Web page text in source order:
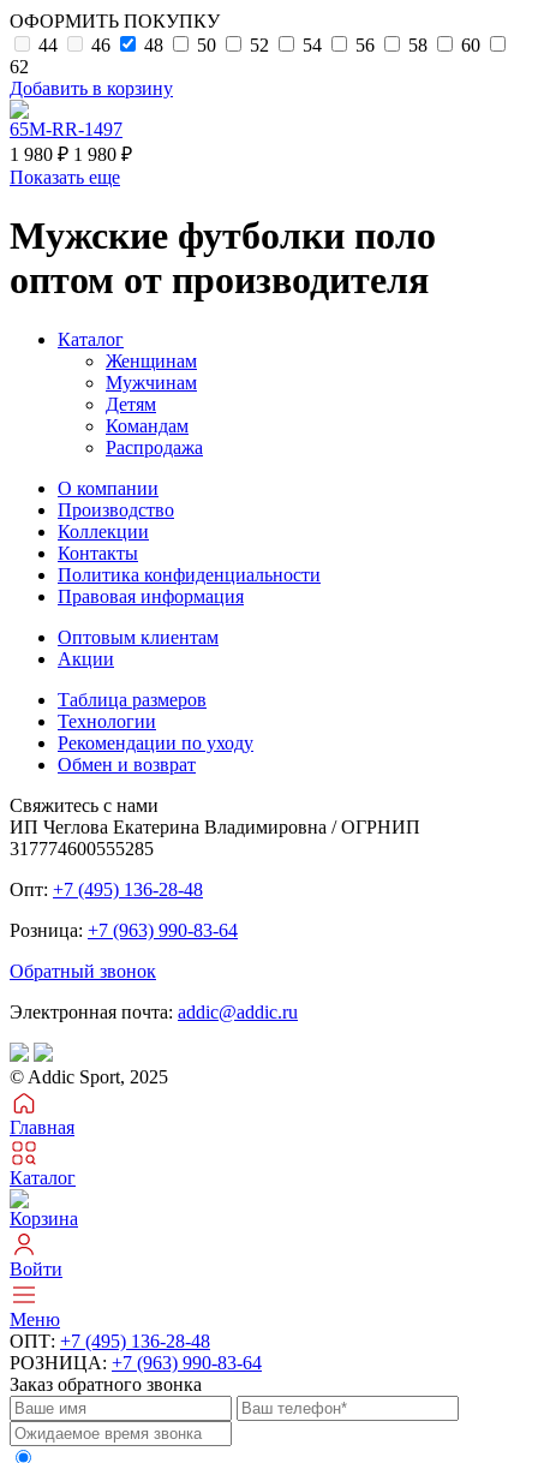
ОФОРМИТЬ ПОКУПКУ
44
46 48 50 52 54 56 58
60
62
Добавить в корзину
65M-RR-1497
1 980 ₽ 1 980 ₽
Показать еще
Мужские футболки поло
оптом от производителя
Каталог
Женщинам
Мужчинам
Детям
Командам
Распродажа
О компании
Производство
Коллекции
Контакты
Политика конфиденциальности
Правовая информация
Оптовым клиентам
Акции
Таблица размеров
Технологии
Рекомендации по уходу
Обмен и возврат
Свяжитесь с нами
ИП Чеглова Екатерина Владимировна / ОГРНИП
317774600555285
Опт: +7 (495) 136-28-48
Розница: +7 (963) 990-83-64
Обратный звонок
Электронная почта: addic@addic.ru
© Addic Sport, 2025
Главная
Каталог
Корзина
Войти
Меню
ОПТ: +7 (495) 136-28-48
РОЗНИЦА: +7 (963) 990-83-64
Заказ обратного звонка